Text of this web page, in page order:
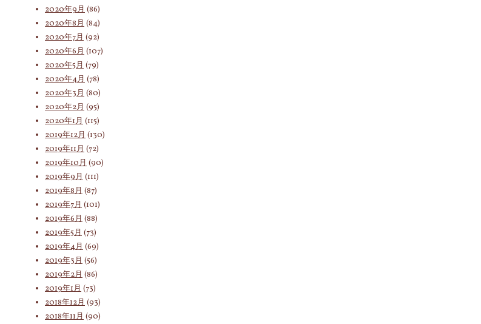
2020年9月 (86)
2020年8月 (84)
2020年7月 (92)
2020年6月 (107)
2020年5月 (79)
2020年4月 (78)
2020年3月 (80)
2020年2月 (95)
2020年1月 (115)
2019年12月 (130)
2019年11月 (72)
2019年10月 (90)
2019年9月 (111)
2019年8月 (87)
2019年7月 (101)
2019年6月 (88)
2019年5月 (73)
2019年4月 (69)
2019年3月 (56)
2019年2月 (86)
2019年1月 (73)
2018年12月 (93)
2018年11月 (90)